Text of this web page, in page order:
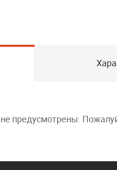
предусмотрены.